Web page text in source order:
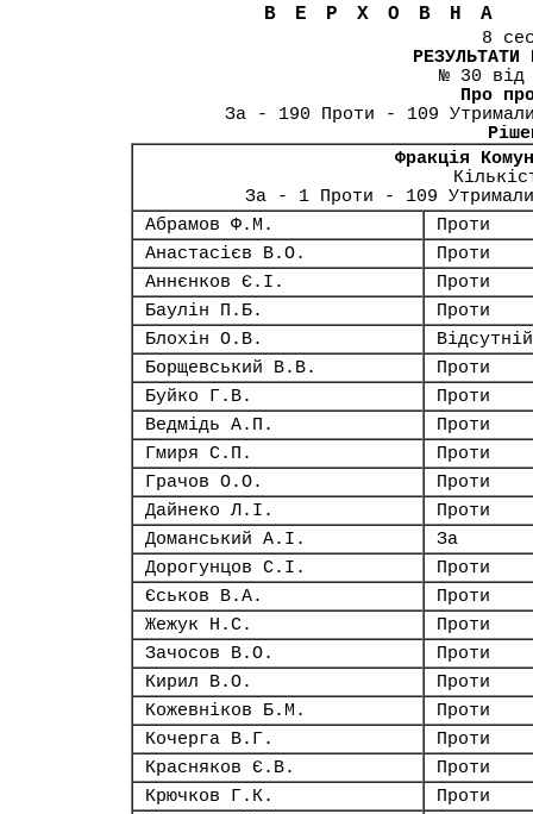
8
РЕЗУЛЬТАТИ
№ 30 від
Про
За - 190 Проти - 109
Фракція
За - 1 Проти - 109
Абрамов Ф.М.
Проти
Анастасієв В.О.
Проти
Аннєнков Є.І.
Проти
Баулін П.Б.
Проти
Блохін О.В.
Відсутній
Борщевський В.В.
Проти
Буйко Г.В.
Проти
Ведмідь А.П.
Проти
Гмиря С.П.
Проти
Грачов О.О.
Проти
Дайнеко Л.І.
Проти
Доманський А.І.
За
Дорогунцов С.І.
Проти
Єськов В.А.
Проти
Жежук Н.С.
Проти
Зачосов В.О.
Проти
Кирил В.О.
Проти
Кожевніков Б.М.
Проти
Кочерга В.Г.
Проти
Красняков Є.В.
Проти
Крючков Г.К.
Проти